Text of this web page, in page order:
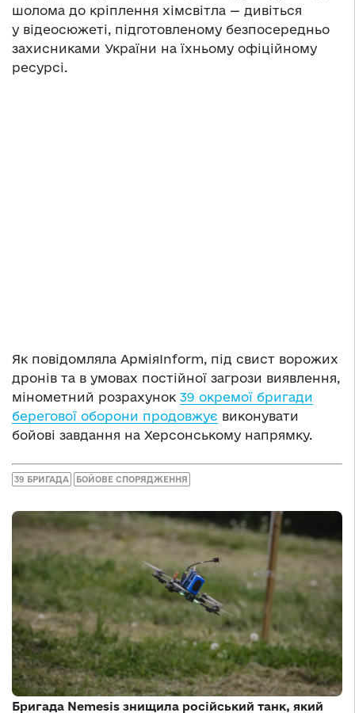
шолома до кріплення хімсвітла — дивіться
у відеосюжеті, підготовленому безпосередньо
захисниками України на їхньому офіційному
ресурсі.
Як повідомляла АрміяInform, під свист ворожих
дронів та в умовах постійної загрози виявлення,
мінометний розрахунок 39 окремої бригади
берегової оборони продовжує виконувати
бойові завдання на Херсонському напрямку.
39 БРИГАДА БОЙОВЕ СПОРЯДЖЕННЯ
Бригада Nemesis знищила російський танк, який